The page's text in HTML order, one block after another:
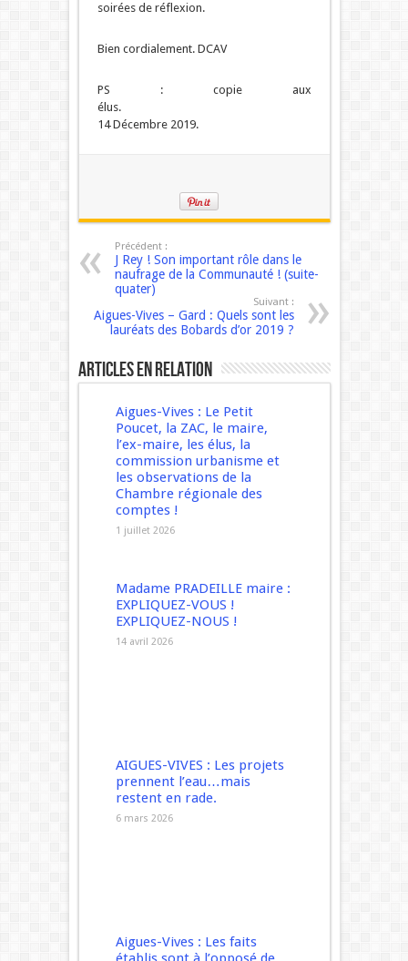
soirées de réflexion.
Bien cordialement. DCAV
PS : copie aux
14 Décembre 2019.
Précédent :
J Rey ! Son important rôle dans le
naufrage de la Communauté ! (suite-
quater)
Suivant :
Aigues-Vives – Gard : Quels sont les
lauréats des Bobards d’or 2019 ?
Articles en relation
Aigues-Vives : Le Petit
Poucet, la ZAC, le maire,
l’ex-maire, les élus, la
commission urbanisme et
les observations de la
Chambre régionale des
comptes !
1 juillet 2026
Madame PRADEILLE maire :
EXPLIQUEZ-VOUS !
EXPLIQUEZ-NOUS !
14 avril 2026
AIGUES-VIVES : Les projets
prennent l’eau…mais
restent en rade.
6 mars 2026
Aigues-Vives : Les faits